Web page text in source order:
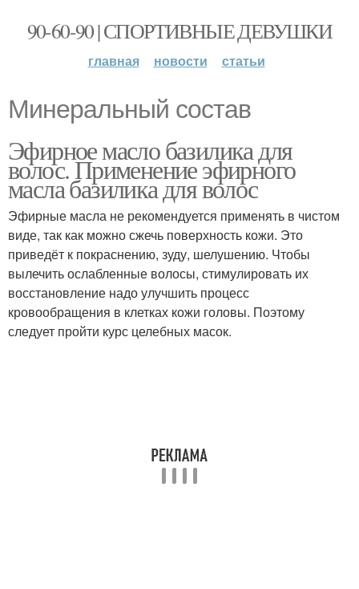
90-60-90 | СПОРТИВНЫЕ ДЕВУШКИ
главная новости статьи
Минеральный состав
Эфирное масло базилика для
волос. Применение эфирного
масла базилика для волос
Эфирные масла не рекомендуется применять в чистом
виде, так как можно сжечь поверхность кожи. Это
приведёт к покраснению, зуду, шелушению. Чтобы
вылечить ослабленные волосы, стимулировать их
восстановление надо улучшить процесс
кровообращения в клетках кожи головы. Поэтому
следует пройти курс целебных масок.